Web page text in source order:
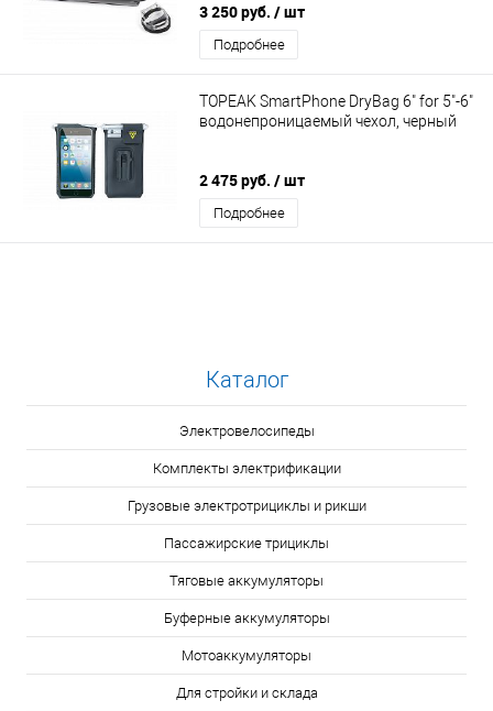
3 250 руб. / шт
Подробнее
TOPEAK SmartPhone DryBag 6" for 5"-6"
водонепроницаемый чехол, черный
2 475 руб. / шт
Подробнее
Каталог
Электровелосипеды
Комплекты электрификации
Грузовые электротрициклы и рикши
Пассажирские трициклы
Тяговые аккумуляторы
Буферные аккумуляторы
Мотоаккумуляторы
Для стройки и склада